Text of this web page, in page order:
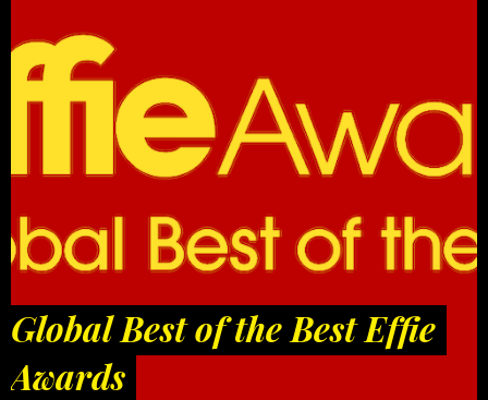
Global Best of the Best Effie
Awards